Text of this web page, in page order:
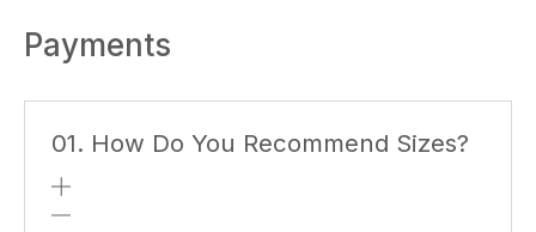
Payments
01. How Do You Recommend Sizes?